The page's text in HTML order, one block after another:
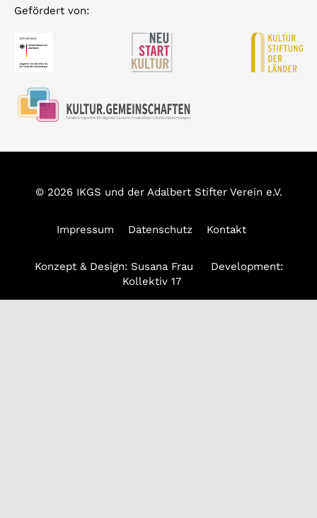
Gefördert von:
© 2026 IKGS und der Adalbert Stifter Verein e.V.
Impressum Datenschutz Kontakt
Konzept & Design: Susana Frau
Development:
Kollektiv 17